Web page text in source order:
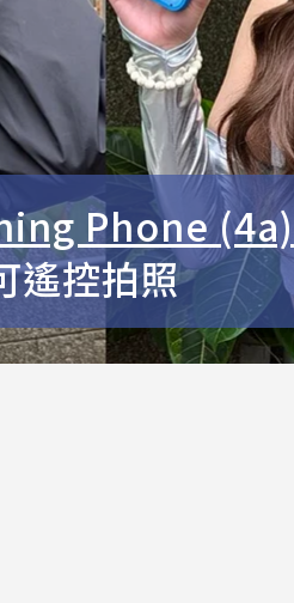
Phone (4a)
遙控拍照